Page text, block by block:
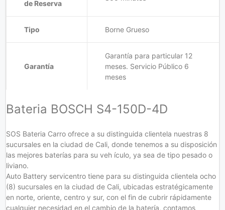
de Reserva
Tipo Borne Grueso
Garantía
Garantía para particular 12
meses. Servicio Público 6
meses
Bateria BOSCH S4-150D-4D
SOS Bateria Carro ofrece a su distinguida clientela nuestras 8
sucursales en la ciudad de Cali, donde tenemos a su disposición
las mejores baterías para su veh ículo, ya sea de tipo pesado o
liviano.
Auto Battery servicentro tiene para su distinguida clientela ocho
(8) sucursales en la ciudad de Cali, ubicadas estratégicamente
en norte, oriente, centro y sur, con el fin de cubrir rápidamente
cualquier necesidad en el cambio de la batería, contamos